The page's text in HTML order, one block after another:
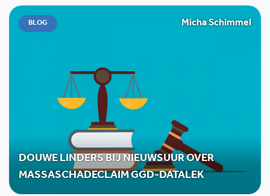
BLOG Micha Schimmel
DOUWE LINDERS BIJ NIEUWSUUR OVER
MASSASCHADECLAIM GGD-DATALEK